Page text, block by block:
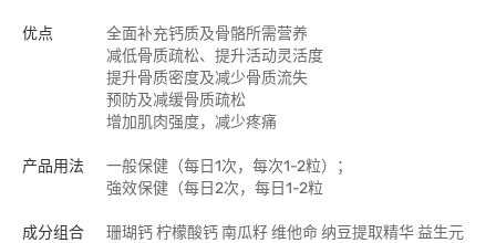
优点
全面补充钙质及骨骼所需营养
减低骨质疏松、提升活动灵活度
提升骨质密度及减少骨质流失
预防及减缓骨质疏松
增加肌肉强度，减少疼痛
产品用法
一般保健（每日1次，每次1-2粒）；
強效保健（每日2次，每日1-2粒
成分组合
珊瑚钙 柠檬酸钙 南瓜籽 维他命 纳豆提取精华 益生元